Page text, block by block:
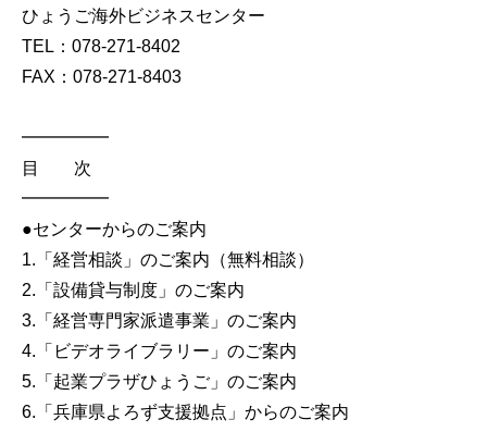
ひょうご海外ビジネスセンター
TEL：078-271-8402
FAX：078-271-8403
━━━━━
目 次
━━━━━
●センターからのご案内
1.「経営相談」のご案内（無料相談）
2.「設備貸与制度」のご案内
3.「経営専門家派遣事業」のご案内
4.「ビデオライブラリー」のご案内
5.「起業プラザひょうご」のご案内
6.「兵庫県よろず支援拠点」からのご案内